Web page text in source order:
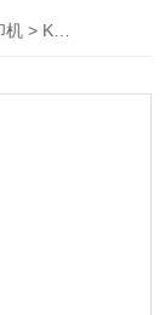
机 > KS-3DNKINTSUNE近常精机 冲压打标机 刻印机